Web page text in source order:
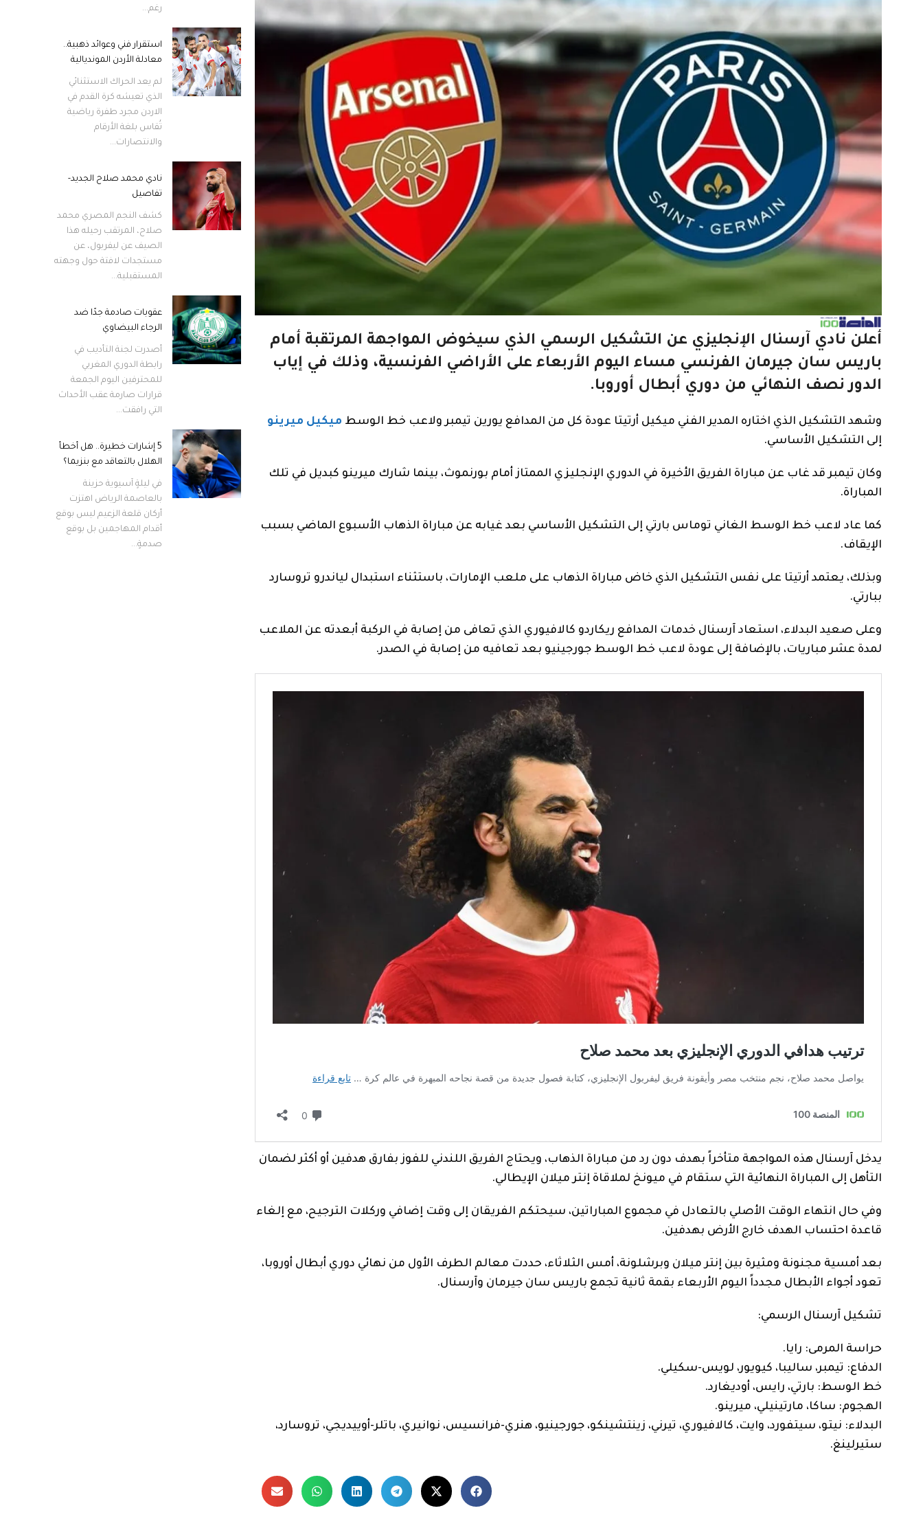
أعلن نادي آرسنال الإنجليزي عن التشكيل الرسمي الذي سيخوض المواجهة المرتقبة أمام
باريس سان جيرمان الفرنسي مساء اليوم الأربعاء على الأراضي الفرنسية، وذلك في إياب
الدور نصف النهائي من دوري أبطال أوروبا.
وشهد التشكيل الذي اختاره المدير الفني ميكيل أرتيتا عودة كل من المدافع يورين تيمبر ولاعب خط الوسط ميكيل ميرينو
إلى التشكيل الأساسي.
وكان تيمبر قد غاب عن مباراة الفريق الأخيرة في الدوري الإنجليزي الممتاز أمام بورنموث، بينما شارك ميرينو كبديل في تلك
المباراة.
كما عاد لاعب خط الوسط الغاني توماس بارتي إلى التشكيل الأساسي بعد غيابه عن مباراة الذهاب الأسبوع الماضي بسبب
الإيقاف.
وبذلك، يعتمد أرتيتا على نفس التشكيل الذي خاض مباراة الذهاب على ملعب الإمارات، باستثناء استبدال لياندرو تروسارد
ببارتي.
وعلى صعيد البدلاء، استعاد آرسنال خدمات المدافع ريكاردو كالافيوري الذي تعافى من إصابة في الركبة أبعدته عن الملاعب
لمدة عشر مباريات، بالإضافة إلى عودة لاعب خط الوسط جورجينيو بعد تعافيه من إصابة في الصدر.
يدخل آرسنال هذه المواجهة متأخراً بهدف دون رد من مباراة الذهاب، ويحتاج الفريق اللندني للفوز بفارق هدفين أو أكثر لضمان
التأهل إلى المباراة النهائية التي ستقام في ميونخ لملاقاة إنتر ميلان الإيطالي.
وفي حال انتهاء الوقت الأصلي بالتعادل في مجموع المباراتين، سيحتكم الفريقان إلى وقت إضافي وركلات الترجيح، مع إلغاء
قاعدة احتساب الهدف خارج الأرض بهدفين.
بعد أمسية مجنونة ومثيرة بين إنتر ميلان وبرشلونة، أمس الثلاثاء، حددت معالم الطرف الأول من نهائي دوري أبطال أوروبا،
تعود أجواء الأبطال مجدداً اليوم الأربعاء بقمة ثانية تجمع باريس سان جيرمان وآرسنال.
تشكيل آرسنال الرسمي:
حراسة المرمى: رايا.
الدفاع: تيمبر، ساليبا، كيويور، لويس-سكيلي.
خط الوسط: بارتي، رايس، أوديغارد.
الهجوم: ساكا، مارتينيلي، ميرينو.
البدلاء: نيتو، سيتفورد، وايت، كالافيوري، تيرني، زينتشينكو، جورجينيو، هنري-فرانسيس، نوانيري، باتلر-أوييديجي، تروسارد،
ستيرلينغ.
رغم...
استقرار فني وعوائد ذهبية..
معادلة الأردن المونديالية
لم يعد الحراك الاستثنائي
الذي تعيشه كرة القدم في
الاردن مجرد طفرة رياضية
تُقاس بلغة الأرقام
والانتصارات...
نادي محمد صلاح الجديد-
تفاصيل
كشف النجم المصري محمد
صلاح، المرتقب رحيله هذا
الصيف عن ليفربول، عن
مستجدات لافتة حول وجهته
المستقبلية...
عقوبات صادمة جدًا ضد
الرجاء البيضاوي
أصدرت لجنة التأديب في
رابطة الدوري المغربي
للمحترفين اليوم الجمعة
قرارات صارمة عقب الأحداث
التي رافقت...
5 إشارات خطيرة.. هل أخطأ
الهلال بالتعاقد مع بنزيما؟
في ليلةٍ آسيوية حزينة
بالعاصمة الرياض اهتزت
أركان قلعة الزعيم ليس بوقع
أقدام المهاجمين بل بوقع
صدمةٍ...